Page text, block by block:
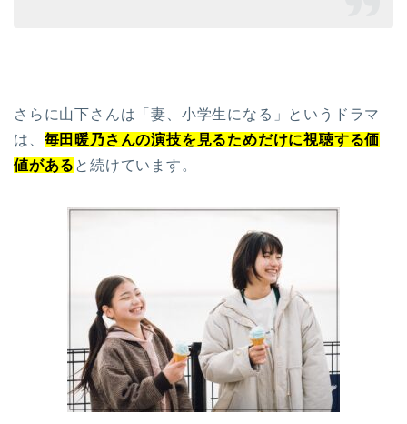
さらに山下さんは「妻、小学生になる」というドラマ
は、 毎田暖乃さんの演技を見るためだけに視聴する価
値がある と続けています。